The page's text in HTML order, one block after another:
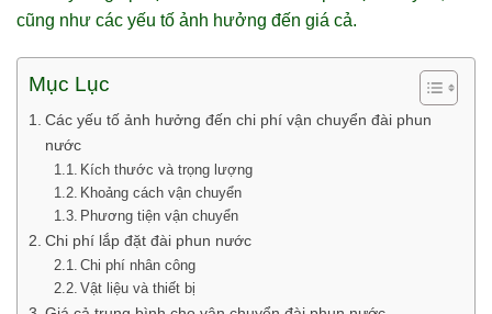
cũng như các yếu tố ảnh hưởng đến giá cả.
Mục Lục
Các yếu tố ảnh hưởng đến chi phí vận chuyển đài phun
nước
Kích thước và trọng lượng
Khoảng cách vận chuyển
Phương tiện vận chuyển
Chi phí lắp đặt đài phun nước
Chi phí nhân công
Vật liệu và thiết bị